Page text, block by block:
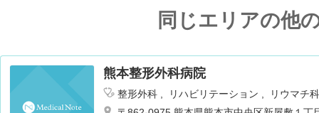
同じエリアの他
熊本整形外科病院
整形外科 リハビリテーション
リウマチ
形成外科
呼吸器内科 外科 腎臓内科・